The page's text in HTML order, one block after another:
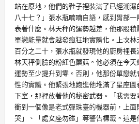
站在原地，他們的鞋子裡裝滿了已經潮濕
八十七？」張水瓶喃喃自語，感到胃部
表著什麼。林天秤的運勢越差，他那股
單戀能量就會越發瘋狂地實體化。上次
百分之二十，張水瓶就發現他的廚房裡
林天秤側臉的粉紅色蘑菇。他必須在今
運勢至少提升到零。否則，他那份單戀
性的實體。他緊張地跑進他堆滿了星座
下室，那裡放著他的秘密武器。「我需
衝到一個像是老式彈珠臺的機器前，上
哭」、「處女座勿碰」等警告標籤。這